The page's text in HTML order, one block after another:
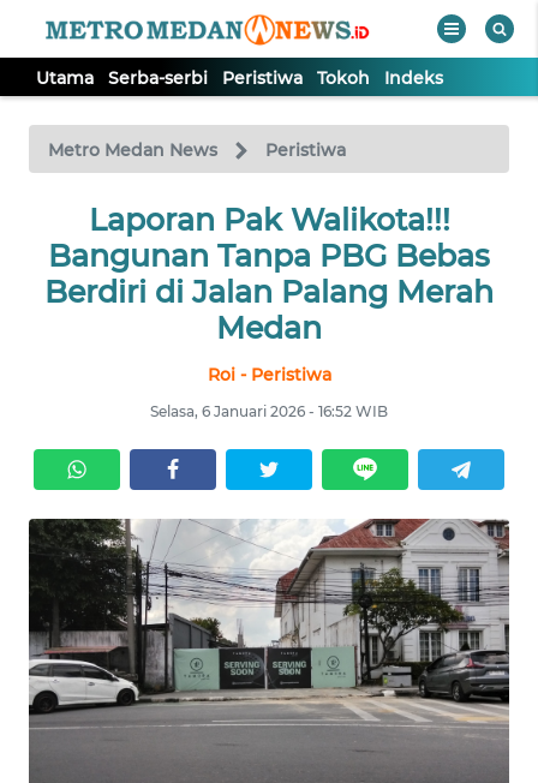
Utama Serba-serbi Peristiwa Tokoh Indeks
Metro Medan News Peristiwa
Laporan Pak Walikota!!!
Bangunan Tanpa PBG Bebas
Berdiri di Jalan Palang Merah
Medan
Roi - Peristiwa
Selasa, 6 Januari 2026 - 16:52 WIB
TV
Tutup
UTAMA
SERBA-
SERBI
TOKOH
INDEKS
BERITA
KONTAK
KAMI